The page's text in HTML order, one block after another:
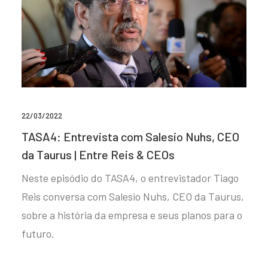
22/03/2022
TASA4: Entrevista com Salesio Nuhs, CEO
da Taurus | Entre Reis & CEOs
Neste episódio do TASA4, o entrevistador Tiago
Reis conversa com Salesio Nuhs, CEO da Taurus,
sobre a história da empresa e seus planos para o
futuro.